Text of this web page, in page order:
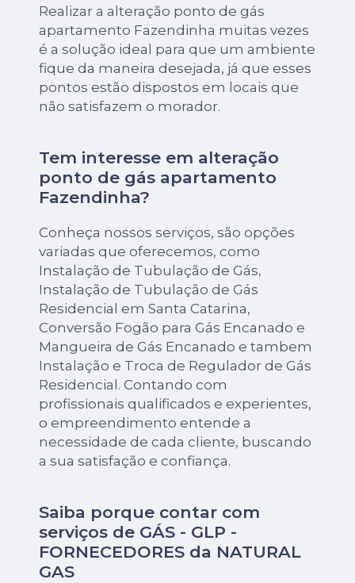
Realizar a alteração ponto de gás
apartamento Fazendinha muitas vezes
é a solução ideal para que um ambiente
fique da maneira desejada, já que esses
pontos estão dispostos em locais que
não satisfazem o morador.
Tem interesse em alteração
ponto de gás apartamento
Fazendinha?
Conheça nossos serviços, são opções
variadas que oferecemos, como
Instalação de Tubulação de Gás,
Instalação de Tubulação de Gás
Residencial em Santa Catarina,
Conversão Fogão para Gás Encanado e
Mangueira de Gás Encanado e tambem
Instalação e Troca de Regulador de Gás
Residencial. Contando com
profissionais qualificados e experientes,
o empreendimento entende a
necessidade de cada cliente, buscando
a sua satisfação e confiança.
Saiba porque contar com
serviços de GÁS - GLP -
FORNECEDORES da NATURAL
GAS